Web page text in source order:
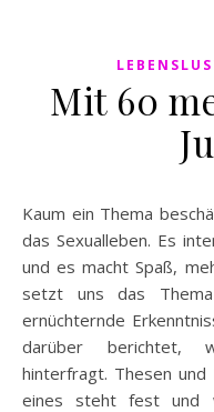
Mit 60
Kaum ein Thema beschäftigt die Gesellschaft so sehr wie
das Sexualleben. Es
und es macht Spaß,
setzt uns das
ernüchternde
darüber berichtet,
hinterfragt. Thesen und
eines steht fest und